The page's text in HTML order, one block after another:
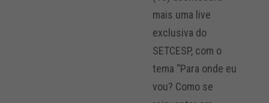
mais uma live
exclusiva do
SETCESP, com o
tema “Para onde eu
vou? Como se